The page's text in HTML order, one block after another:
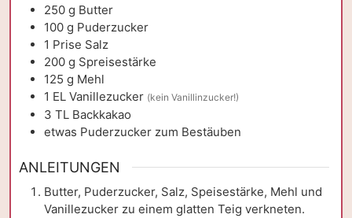
250 g Butter
100 g Puderzucker
1 Prise Salz
200 g Spreisestärke
125 g Mehl
1 EL Vanillezucker (kein Vanillinzucker!)
3 TL Backkakao
etwas Puderzucker zum Bestäuben
ANLEITUNGEN
Butter, Puderzucker, Salz, Speisestärke, Mehl und
Vanillezucker zu einem glatten Teig verkneten.